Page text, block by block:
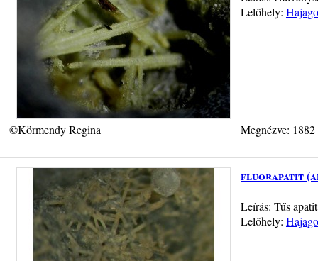
Lelőhely:
©Körmendy Regina Megnézve:
fluorapatit
Leírás: Tűs
Lelőhely: